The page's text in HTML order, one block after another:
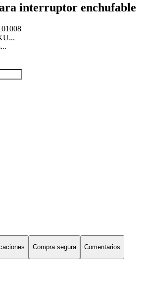
interruptor enchufable
Compra segura Comentarios